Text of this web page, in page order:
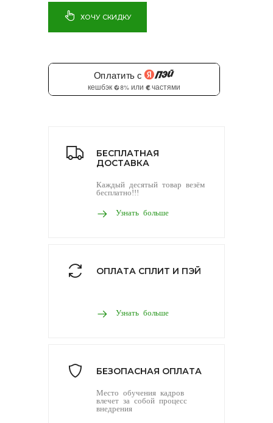
ХОЧУ СКИДКУ
БЕСПЛАТНАЯ
ДОСТАВКА
Каждый десятый товар везём
бесплатно!!!
Узнать больше
ОПЛАТА СПЛИТ И ПЭЙ
Узнать больше
БЕЗОПАСНАЯ ОПЛАТА
Место обучения кадров
влечет за собой процесс
внедрения